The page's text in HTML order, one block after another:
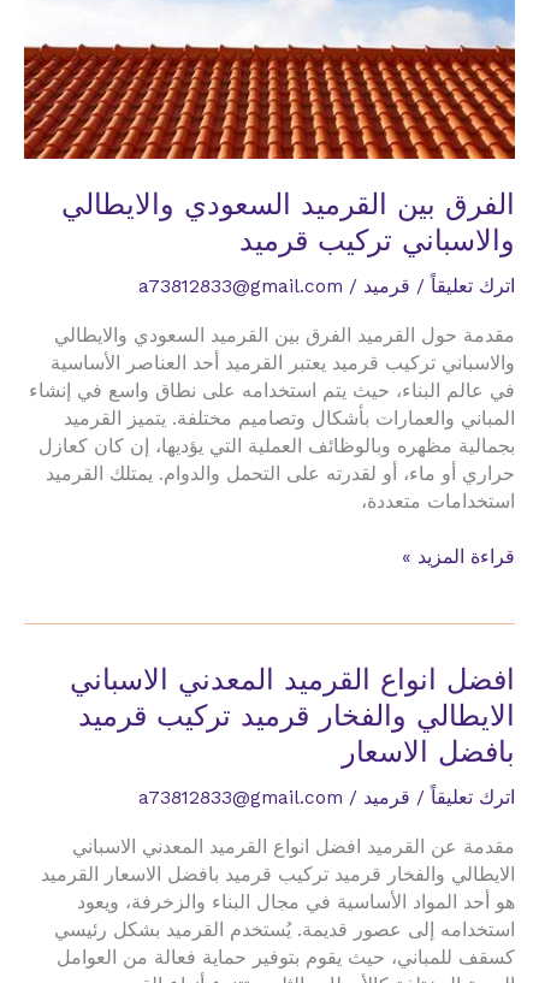
ايطالي
اسباني
الفرق بين القرميد السعودي والايطالي
والاسباني تركيب قرميد
اترك تعليقاً / قرميد /
a73812833@gmail.com
مقدمة حول القرميد الفرق بين القرميد السعودي والايطالي
والاسباني تركيب قرميد يعتبر القرميد أحد العناصر الأساسية
في عالم البناء، حيث يتم استخدامه على نطاق واسع في إنشاء
المباني والعمارات بأشكال وتصاميم مختلفة. يتميز القرميد
بجمالية مظهره وبالوظائف العملية التي يؤديها، إن كان كعازل
حراري أو ماء، أو لقدرته على التحمل والدوام. يمتلك القرميد
استخدامات متعددة،
الفرق
والايطالي
والاسباني
تركيب
قرميد
قراءة المزيد »
افضل انواع القرميد المعدني الاسباني
الايطالي والفخار قرميد تركيب قرميد
بافضل الاسعار
اترك تعليقاً / قرميد /
a73812833@gmail.com
مقدمة عن القرميد افضل انواع القرميد المعدني الاسباني
الايطالي والفخار قرميد تركيب قرميد بافضل الاسعار القرميد
هو أحد المواد الأساسية في مجال البناء والزخرفة، ويعود
استخدامه إلى عصور قديمة. يُستخدم القرميد بشكل رئيسي
كسقف للمباني، حيث يقوم بتوفير حماية فعالة من العوامل